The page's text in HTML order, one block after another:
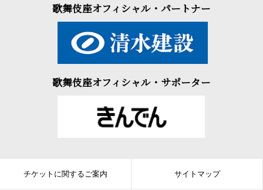
歌舞伎座オフィシャル・パートナー
歌舞伎座オフィシャル・サポーター
チケットに関するご案内 サイトマップ